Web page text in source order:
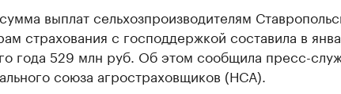
выплат сельхозпроизводителям
страхования с господдержкой составила в
года 529 млн руб. Об этом сообщила пресс-
союза агростраховщиков (НСА).